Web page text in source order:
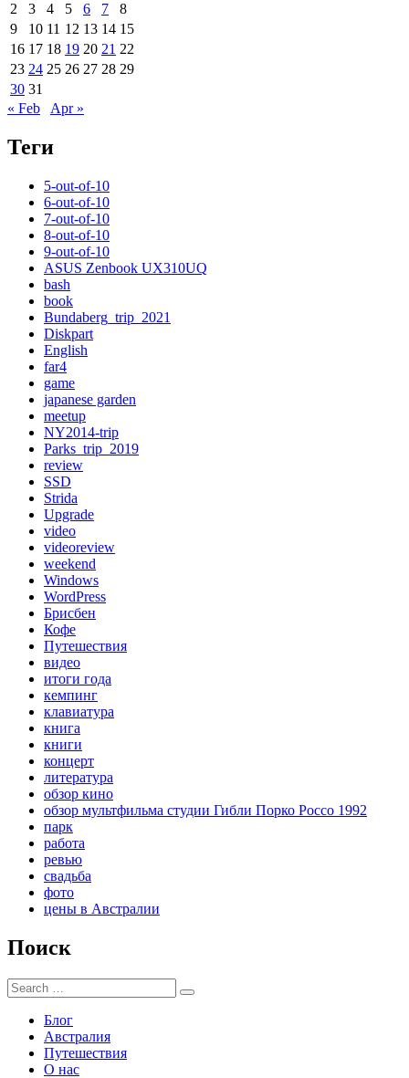
2
3 4 5 6 7
8
9
10 11 12 13 14 15
16 17 18 19 20 21 22
23 24 25 26 27 28 29
30 31
« Feb
Apr »
Теги
5-out-of-10
6-out-of-10
7-out-of-10
8-out-of-10
9-out-of-10
ASUS Zenbook UX310UQ
bash
book
Bundaberg_trip_2021
Diskpart
English
far4
game
japanese garden
meetup
NY2014-trip
Parks_trip_2019
review
SSD
Strida
Upgrade
video
videoreview
weekend
Windows
WordPress
Брисбен
Кофе
Путешествия
видео
итоги года
кемпинг
клавиатура
книга
книги
концерт
литература
обзор кино
обзор мультфильма студии Гибли Порко Россо 1992
парк
работа
ревью
свадьба
фото
цены в Австралии
Поиск
Search
for:
Search
Блог
Австралия
Путешествия
О нас